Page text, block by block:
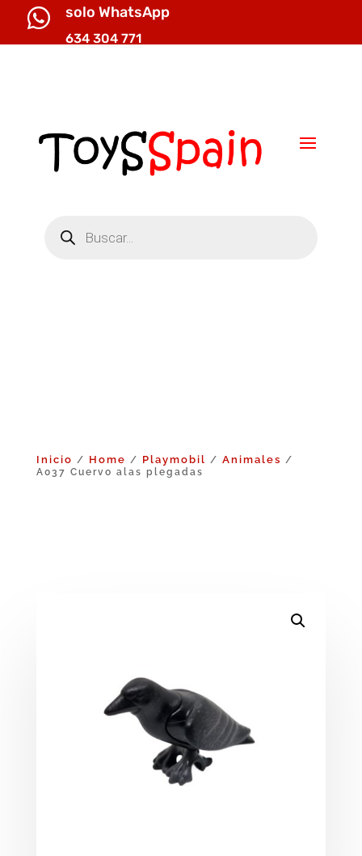
 solo WhatsApp
634 304 771
productos
Inicio / Home / Playmobil / Animales /
A037 Cuervo alas plegadas